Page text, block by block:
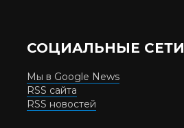
СОЦИАЛЬНЫЕ СЕТИ
Мы в Google News
RSS сайта
RSS новостей